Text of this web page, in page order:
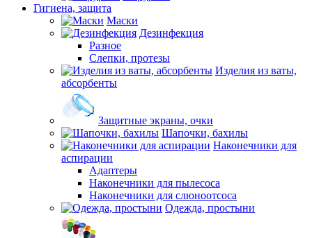
Гигиена, защита
Маски
Дезинфекция
Разное
Слепки, протезы
Изделия из ваты,
абсорбенты
Защитные экраны, очки
Шапочки, бахилы
Наконечники для
аспирации
Адаптеры
Наконечники для пылесоса
Наконечники для слюноотсоса
Одежда, простыни